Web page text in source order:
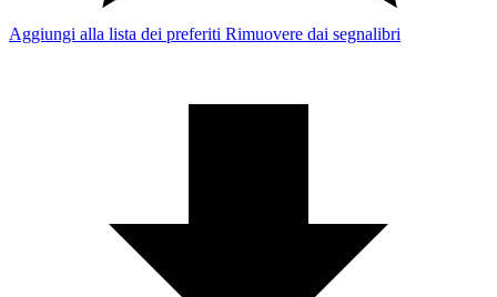
Aggiungi alla lista dei preferiti Rimuovere dai segnalibri